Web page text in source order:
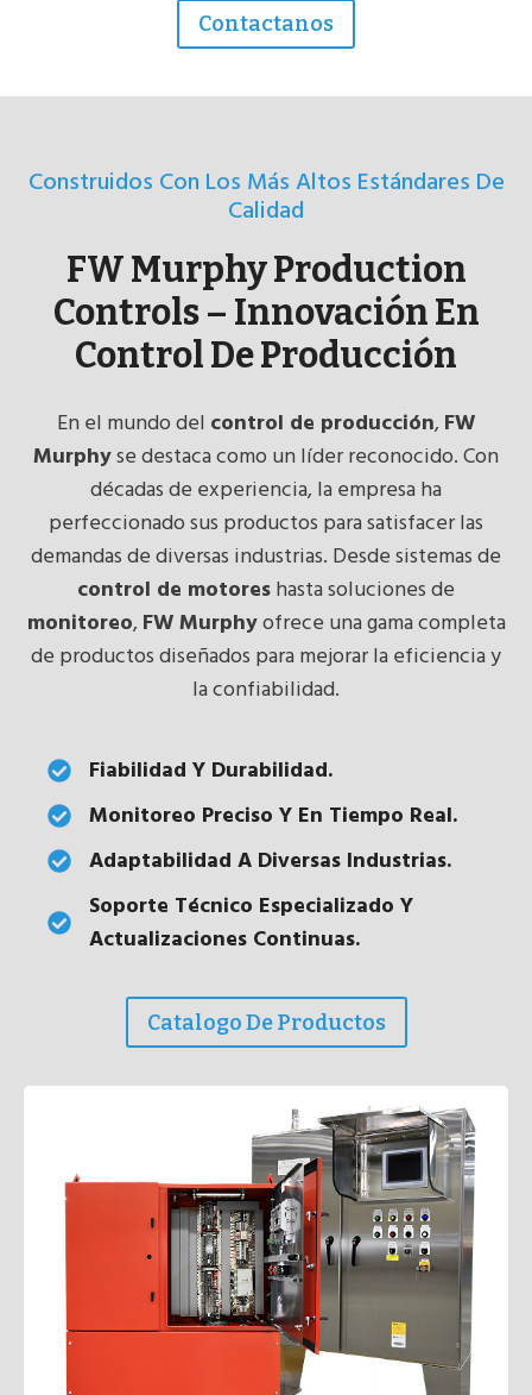
Contactanos
Construidos Con Los Más Altos Estándares De
Calidad
FW Murphy Production
Controls – Innovación En
Control De Producción
En el mundo del control de producción,FW
Murphyse destaca como un líder reconocido. Con
décadas de experiencia, la empresa ha
perfeccionado sus productos para satisfacer las
demandas de diversas industrias. Desde sistemas de
control de motoreshasta soluciones de
monitoreo,FW Murphyofrece una gama completa
de productos diseñados para mejorar la eficiencia y
la confiabilidad.
Fiabilidad Y Durabilidad.
Monitoreo Preciso Y En Tiempo Real.
Adaptabilidad A Diversas Industrias.
Soporte Técnico Especializado Y
Actualizaciones Continuas.
Catalogo De Productos